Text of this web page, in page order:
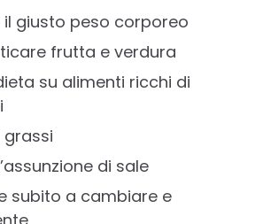
il giusto peso corporeo
frutta e verdura
su alimenti ricchi di
grassi
di sale
subito a cambiare e